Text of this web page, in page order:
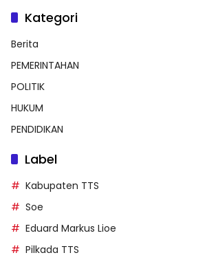
Kategori
Berita
PEMERINTAHAN
POLITIK
HUKUM
PENDIDIKAN
Label
Kabupaten TTS
Soe
Eduard Markus Lioe
Pilkada TTS